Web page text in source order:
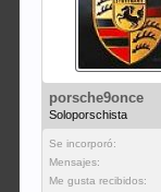
porsche9once
Soloporschista
Se incorporó:
Mensajes:
Me gusta recibidos: